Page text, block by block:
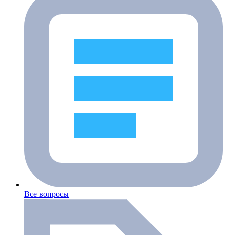
Все вопросы